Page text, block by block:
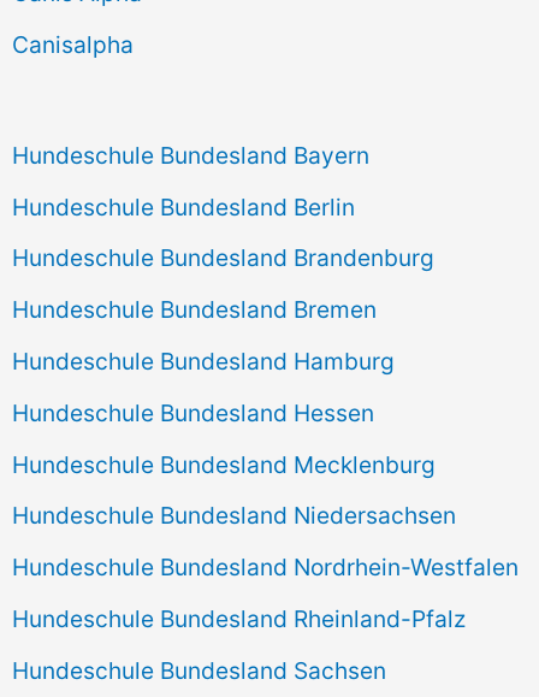
h
Canisalpha
Hundeschule Bundesland Bayern
Hundeschule Bundesland Berlin
Hundeschule Bundesland Brandenburg
Hundeschule Bundesland Bremen
Hundeschule Bundesland Hamburg
Hundeschule Bundesland Hessen
Hundeschule Bundesland Mecklenburg
Hundeschule Bundesland Niedersachsen
Hundeschule Bundesland Nordrhein-Westfalen
Hundeschule Bundesland Rheinland-Pfalz
Hundeschule Bundesland Sachsen